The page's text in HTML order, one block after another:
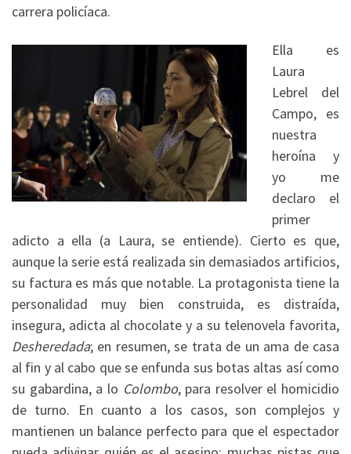
carrera policíaca.
Ella es
Laura
Lebrel del
Campo, es
nuestra
heroína y
yo me
declaro el
primer
adicto a ella (a Laura, se entiende). Cierto es que,
aunque la serie está realizada sin demasiados artificios,
su factura es más que notable. La protagonista tiene la
personalidad muy bien construida, es distraída,
insegura, adicta al chocolate y a su telenovela favorita,
Desheredada; en resumen, se trata de un ama de casa
al fin y al cabo que se enfunda sus botas altas así como
su gabardina, a lo Colombo, para resolver el homicidio
de turno. En cuanto a los casos, son complejos y
mantienen un balance perfecto para que el espectador